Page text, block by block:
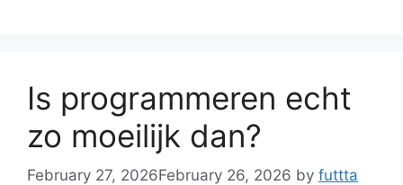
Is programmeren echt
zo moeilijk dan?
February 27, 2026February 26, 2026 by futtta